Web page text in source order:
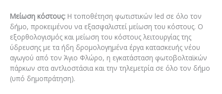
Μείωση κόστους: Η τοποθέτηση φωτιστικών led σε όλο τον
δήμο, προκειμένου να εξασφαλιστεί μείωση του κόστους. Ο
εξορθολογισμός και μείωση του κόστους λειτουργίας της
ύδρευσης με τα ήδη δρομολογημένα έργα κατασκευής νέου
αγωγού από τον Άγιο Φλώρο, η εγκατάσταση φωτοβολταϊκών
πάρκων στα αντλιοστάσια και την τηλεμετρία σε όλο τον δήμο
(υπό δημοπράτηση).